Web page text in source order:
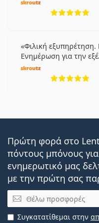
Φιλική
Ενημέρωση για την
Πρώτη φορά στο
πόντους μπόνους
ενημερωτικό μας
με την πρώτη σας
Email
Συγκατατίθεμαι στην